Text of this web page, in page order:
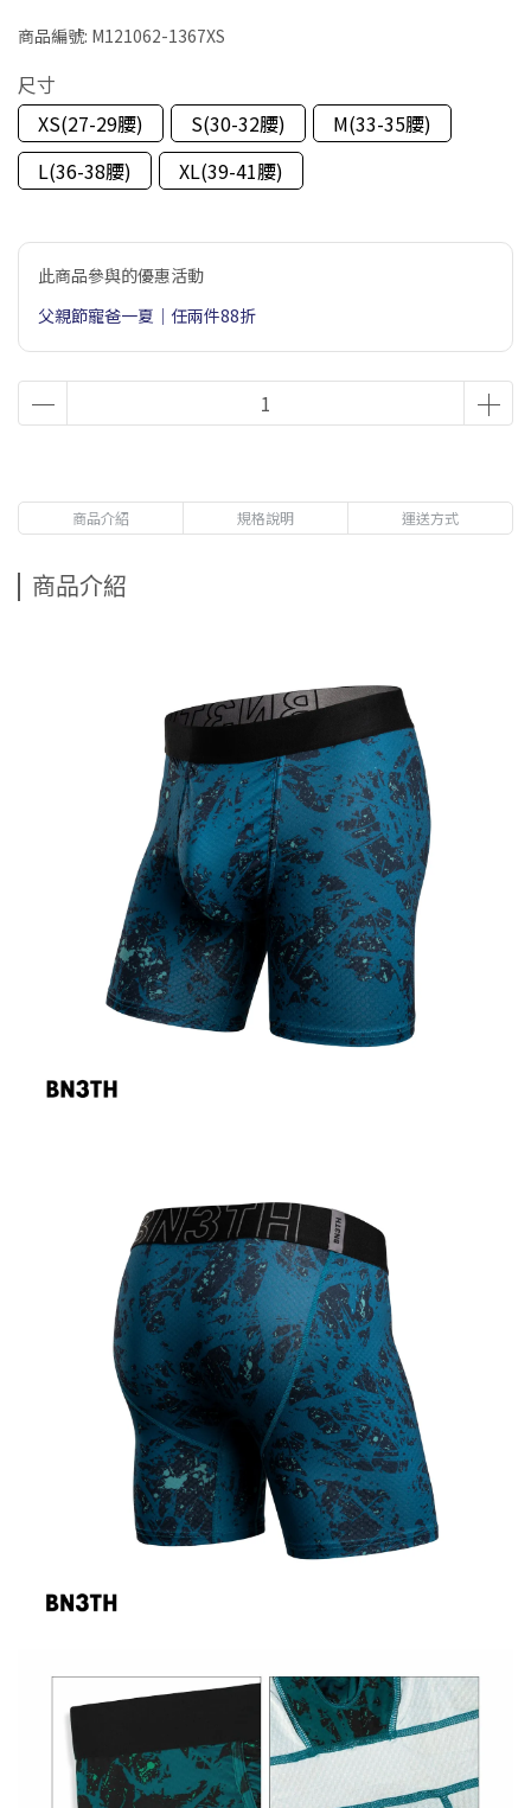
商品編號: M121062-1367XS
尺寸
XS(27-29腰)
S(30-32腰)
M(33-35腰)
L(36-38腰)
XL(39-41腰)
此商品參與的優惠活動
父親節寵爸一夏｜任兩件88折
商品介紹 規格說明 運送方式
商品介紹